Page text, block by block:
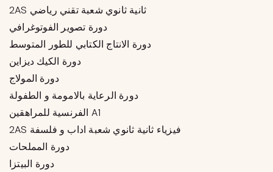
2AS ثانية ثانوي شعبة تقني رياضي
دورة تصوير الفوتوغرافي
دورة الانتاج الكتابي للطور المتوسط
دورة الكيك ديزاين
دورة المولاج
دورة الرعاية بالامومة و الطفولة
الفرنسية للمراهقين A1
2AS فيزياء ثانية ثانوي شعبة اداب و فلسفة
دورة المملحات
دورة البيتزا